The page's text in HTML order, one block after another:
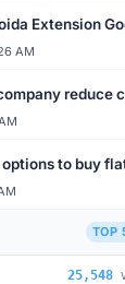
Extension
AM
reduce
to buy
TOP
25,548